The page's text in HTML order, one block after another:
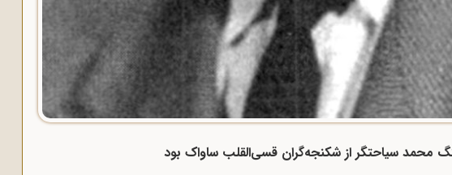
محمد سیاحتگر از شکنجه‌گران قسی‌القلب ساواک بود